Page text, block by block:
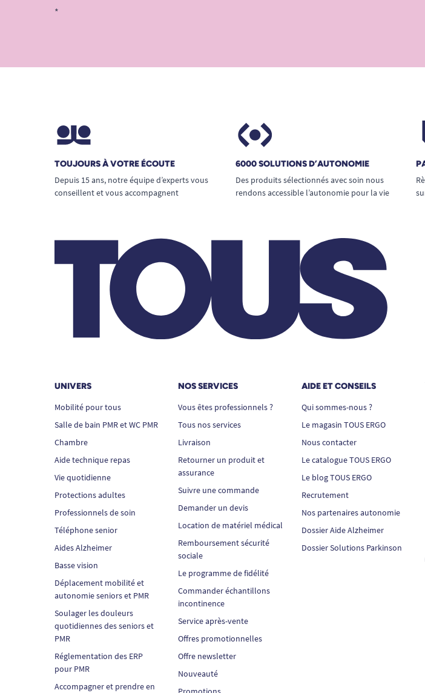
*
TOUJOURS À VOTRE ÉCOUTE
Depuis 15 ans, notre équipe d’experts vous
conseillent et vous accompagnent
6000 SOLUTIONS D’AUTONOMIE
Des produits sélectionnés avec soin nous
rendons accessible l’autonomie pour la vie
UNIVERS
Mobilité pour tous
Salle de bain PMR et WC PMR
Chambre
Aide technique repas
Vie quotidienne
Protections adultes
Professionnels de soin
Téléphone senior
Aides Alzheimer
Basse vision
Déplacement mobilité et
autonomie seniors et PMR
Soulager les douleurs
quotidiennes des seniors et
PMR
Réglementation des ERP
pour PMR
Accompagner et prendre en
NOS SERVICES
Vous êtes professionnels ?
Tous nos services
Livraison
Retourner un produit et
assurance
Suivre une commande
Demander un devis
Location de matériel médical
Remboursement sécurité
sociale
Le programme de fidélité
Commander échantillons
incontinence
Service après-vente
Offres promotionnelles
Offre newsletter
Nouveauté
AIDE ET CONSEILS
Qui sommes-nous ?
Le magasin TOUS ERGO
Nous contacter
Le catalogue TOUS ERGO
Le blog TOUS ERGO
Recrutement
Nos partenaires autonomie
Dossier Aide Alzheimer
Dossier Solutions Parkinson